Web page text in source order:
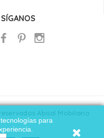
para
SÍGANOS
Abisal Mobiliario